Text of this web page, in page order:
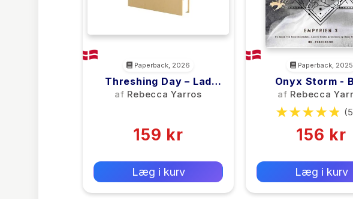
Paperback, 2026
Threshing Day – Lad
Være Med At Dø
af Rebecca Yarros
159 kr
Læg i kurv
Paperback, 2025
Onyx Storm -
Mørket
af Rebecca
156 kr
Læg i kurv